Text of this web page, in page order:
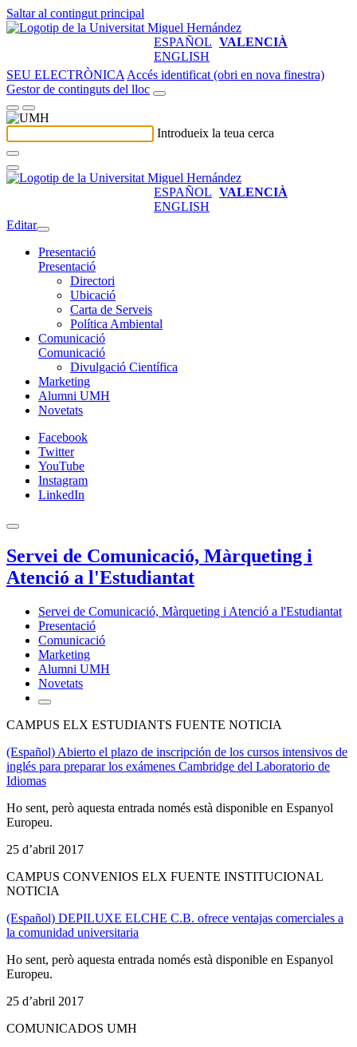
Saltar al contingut principal
ESPAÑOL VALENCIÀ
ENGLISH
SEU ELECTRÒNICA Accés identificat (obri en nova finestra)
Gestor de continguts del lloc
Introdueix la teua cerca
ESPAÑOL VALENCIÀ
ENGLISH
Editar
Presentació
Presentació
Directori
Ubicació
Carta de Serveis
Política Ambiental
Comunicació
Comunicació
Divulgació Científica
Marketing
Alumni UMH
Novetats
Facebook
Twitter
YouTube
Instagram
LinkedIn
Servei de Comunicació, Màrqueting i
Atenció a l'Estudiantat
Servei de Comunicació, Màrqueting i Atenció a l'Estudiantat
Presentació
Comunicació
Marketing
Alumni UMH
Novetats
CAMPUS ELX ESTUDIANTS FUENTE NOTICIA
(Español) Abierto el plazo de inscripción de los cursos intensivos de
inglés para preparar los exámenes Cambridge del Laboratorio de
Idiomas
Ho sent, però aquesta entrada només està disponible en Espanyol
Europeu.
25 d’abril 2017
CAMPUS CONVENIOS ELX FUENTE INSTITUCIONAL
NOTICIA
(Español) DEPILUXE ELCHE C.B. ofrece ventajas comerciales a
la comunidad universitaria
Ho sent, però aquesta entrada només està disponible en Espanyol
Europeu.
25 d’abril 2017
COMUNICADOS UMH